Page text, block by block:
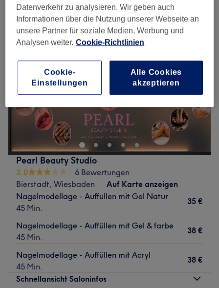
nägel auffüllen in der Nähe von Bierstadt, Wiesbaden
Pearl Beauty Studio
3,0
6 Bewertungen
Bierstadt, Wiesbaden
Auf Karte anzeigen
Nagelmodellage - Auffüllen mit Gel Natur
45 Min.
35 €
Nagelmodellage - Auffüllen mit Gel & farbe
45 Min.
38 €
Nagelmodellage - Auffüllen mit Acryl
45 Min.
38 €
Schnellansicht Saloninfos
Datenverkehr zu analysieren. Wir geben auch
Informationen über die Nutzung unserer Webseite an
unsere Partner für soziale Medien, Werbung und
Analysen weiter. Cookie-Richtlinien
Cookie-
Einstellungen
Alle Cookies
akzeptieren